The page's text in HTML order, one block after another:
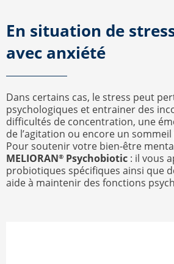
En situation de
avec anxiété
Dans certains cas, le stress peut
psychologiques et entrainer des
difficultés de concentration, une
de l’agitation ou encore un
Pour soutenir votre bien-être
MELIORAN® Psychobiotic : il vous
probiotiques spécifiques ainsi que
aide à maintenir des fonctions